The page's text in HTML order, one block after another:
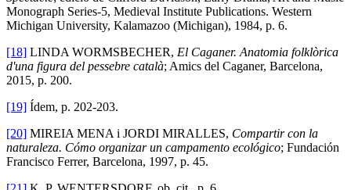
Monograph Series-5, Medieval Institute Publications. Western
Michigan University, Kalamazoo (Michigan), 1984, p. 6.
[18] LINDA WORMSBECHER, El Caganer. Anatomia folklòrica
d'una figura del pessebre català; Amics del Caganer, Barcelona,
2015, p. 200.
[19] Ídem, p. 202-203.
[20] MIREIA MENA i JORDI MIRALLES, Compartir con la
naturaleza. Cómo organizar un campamento ecológico; Fundación
Francisco Ferrer, Barcelona, 1997, p. 45.